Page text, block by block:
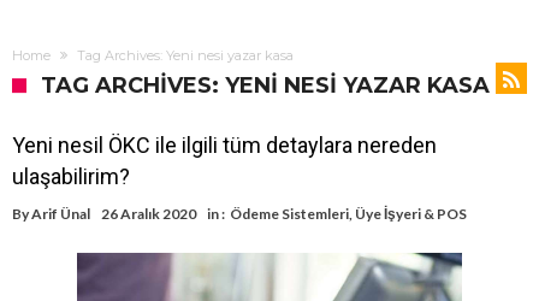
Home Tag Archives: Yeni nesi yazar kasa
TAG ARCHIVES: YENI NESI YAZAR KASA
Yeni nesil ÖKC ile ilgili tüm detaylara nereden
ulaşabilirim?
ByArif Ünal 26 Aralık 2020 in : Ödeme Sistemleri, Üye İşyeri & POS